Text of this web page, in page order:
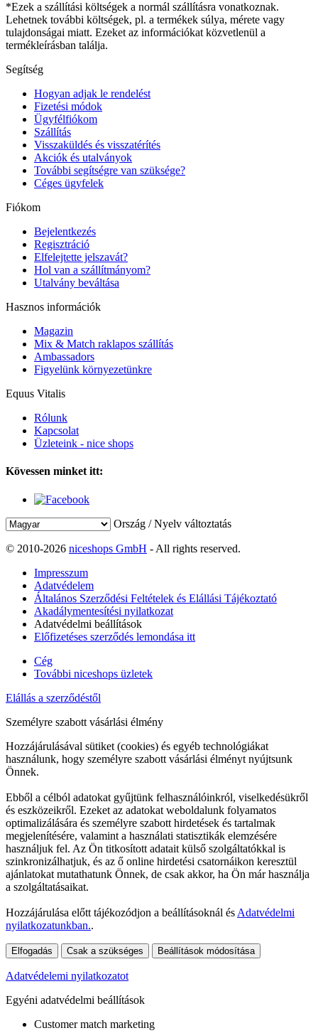
*Ezek a szállítási költségek a normál szállításra vonatkoznak.
Lehetnek további költségek, pl. a termékek súlya, mérete vagy
tulajdonságai miatt. Ezeket az információkat közvetlenül a
termékleírásban találja.
Segítség
Hogyan adjak le rendelést
Fizetési módok
Ügyfélfiókom
Szállítás
Visszaküldés és visszatérítés
Akciók és utalványok
További segítségre van szüksége?
Céges ügyfelek
Fiókom
Bejelentkezés
Regisztráció
Elfelejtette jelszavát?
Hol van a szállítmányom?
Utalvány beváltása
Hasznos információk
Magazin
Mix & Match raklapos szállítás
Ambassadors
Figyelünk környezetünkre
Equus Vitalis
Rólunk
Kapcsolat
Üzleteink - nice shops
Kövessen minket itt:
Ország / Nyelv változtatás
© 2010-2026 niceshops GmbH - All rights reserved.
Impresszum
Adatvédelem
Általános Szerződési Feltételek és Elállási Tájékoztató
Akadálymentesítési nyilatkozat
Adatvédelmi beállítások
Előfizetéses szerződés lemondása itt
Cég
További niceshops üzletek
Elállás a szerződéstől
Személyre szabott vásárlási élmény
Hozzájárulásával sütiket (cookies) és egyéb technológiákat
használunk, hogy személyre szabott vásárlási élményt nyújtsunk
Önnek.
Ebből a célból adatokat gyűjtünk felhasználóinkról, viselkedésükről
és eszközeikről. Ezeket az adatokat weboldalunk folyamatos
optimalizálására és személyre szabott hirdetések és tartalmak
megjelenítésére, valamint a használati statisztikák elemzésére
használjuk fel. Az Ön titkosított adatait külső szolgáltatókkal is
szinkronizálhatjuk, és az ő online hirdetési csatornáikon keresztül
ajánlatokat mutathatunk Önnek, de csak akkor, ha Ön már használja
a szolgáltatásaikat.
Hozzájárulása előtt tájékozódjon a beállításoknál és Adatvédelmi
nyilatkozatunkban..
Elfogadás Csak a szükséges Beállítások módosítása
Adatvédelemi nyilatkozatot
Egyéni adatvédelmi beállítások
Customer match marketing